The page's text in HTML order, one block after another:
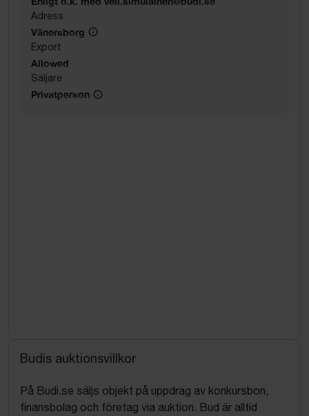
Adress
Vänersborg
Export
Allowed
Säljare
Privatperson
Budis auktionsvillkor
På Budi.se säljs objekt på uppdrag av konkursbon,
finansbolag och företag via auktion. Bud är alltid